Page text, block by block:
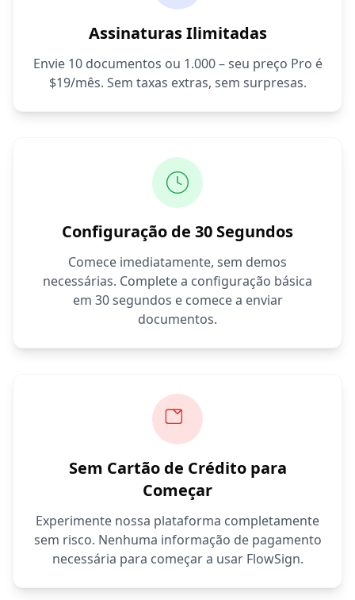
Assinaturas Ilimitadas
Envie 10 documentos ou 1.000 – seu preço Pro é
$19/mês. Sem taxas extras, sem surpresas.
Configuração de 30 Segundos
Comece imediatamente, sem demos
necessárias. Complete a configuração básica
em 30 segundos e comece a enviar
documentos.
Sem Cartão de Crédito para
Começar
Experimente nossa plataforma completamente
sem risco. Nenhuma informação de pagamento
necessária para começar a usar FlowSign.